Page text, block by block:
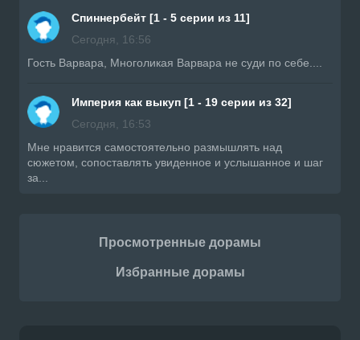
Спиннербейт [1 - 5 серии из 11]
Сегодня, 16:56
Гость Варвара, Многоликая Варвара не суди по себе....
Империя как выкуп [1 - 19 серии из 32]
Сегодня, 16:53
Мне нравится самостоятельно размышлять над
сюжетом, сопоставлять увиденное и услышанное и шаг
за...
Просмотренные дорамы
Избранные дорамы